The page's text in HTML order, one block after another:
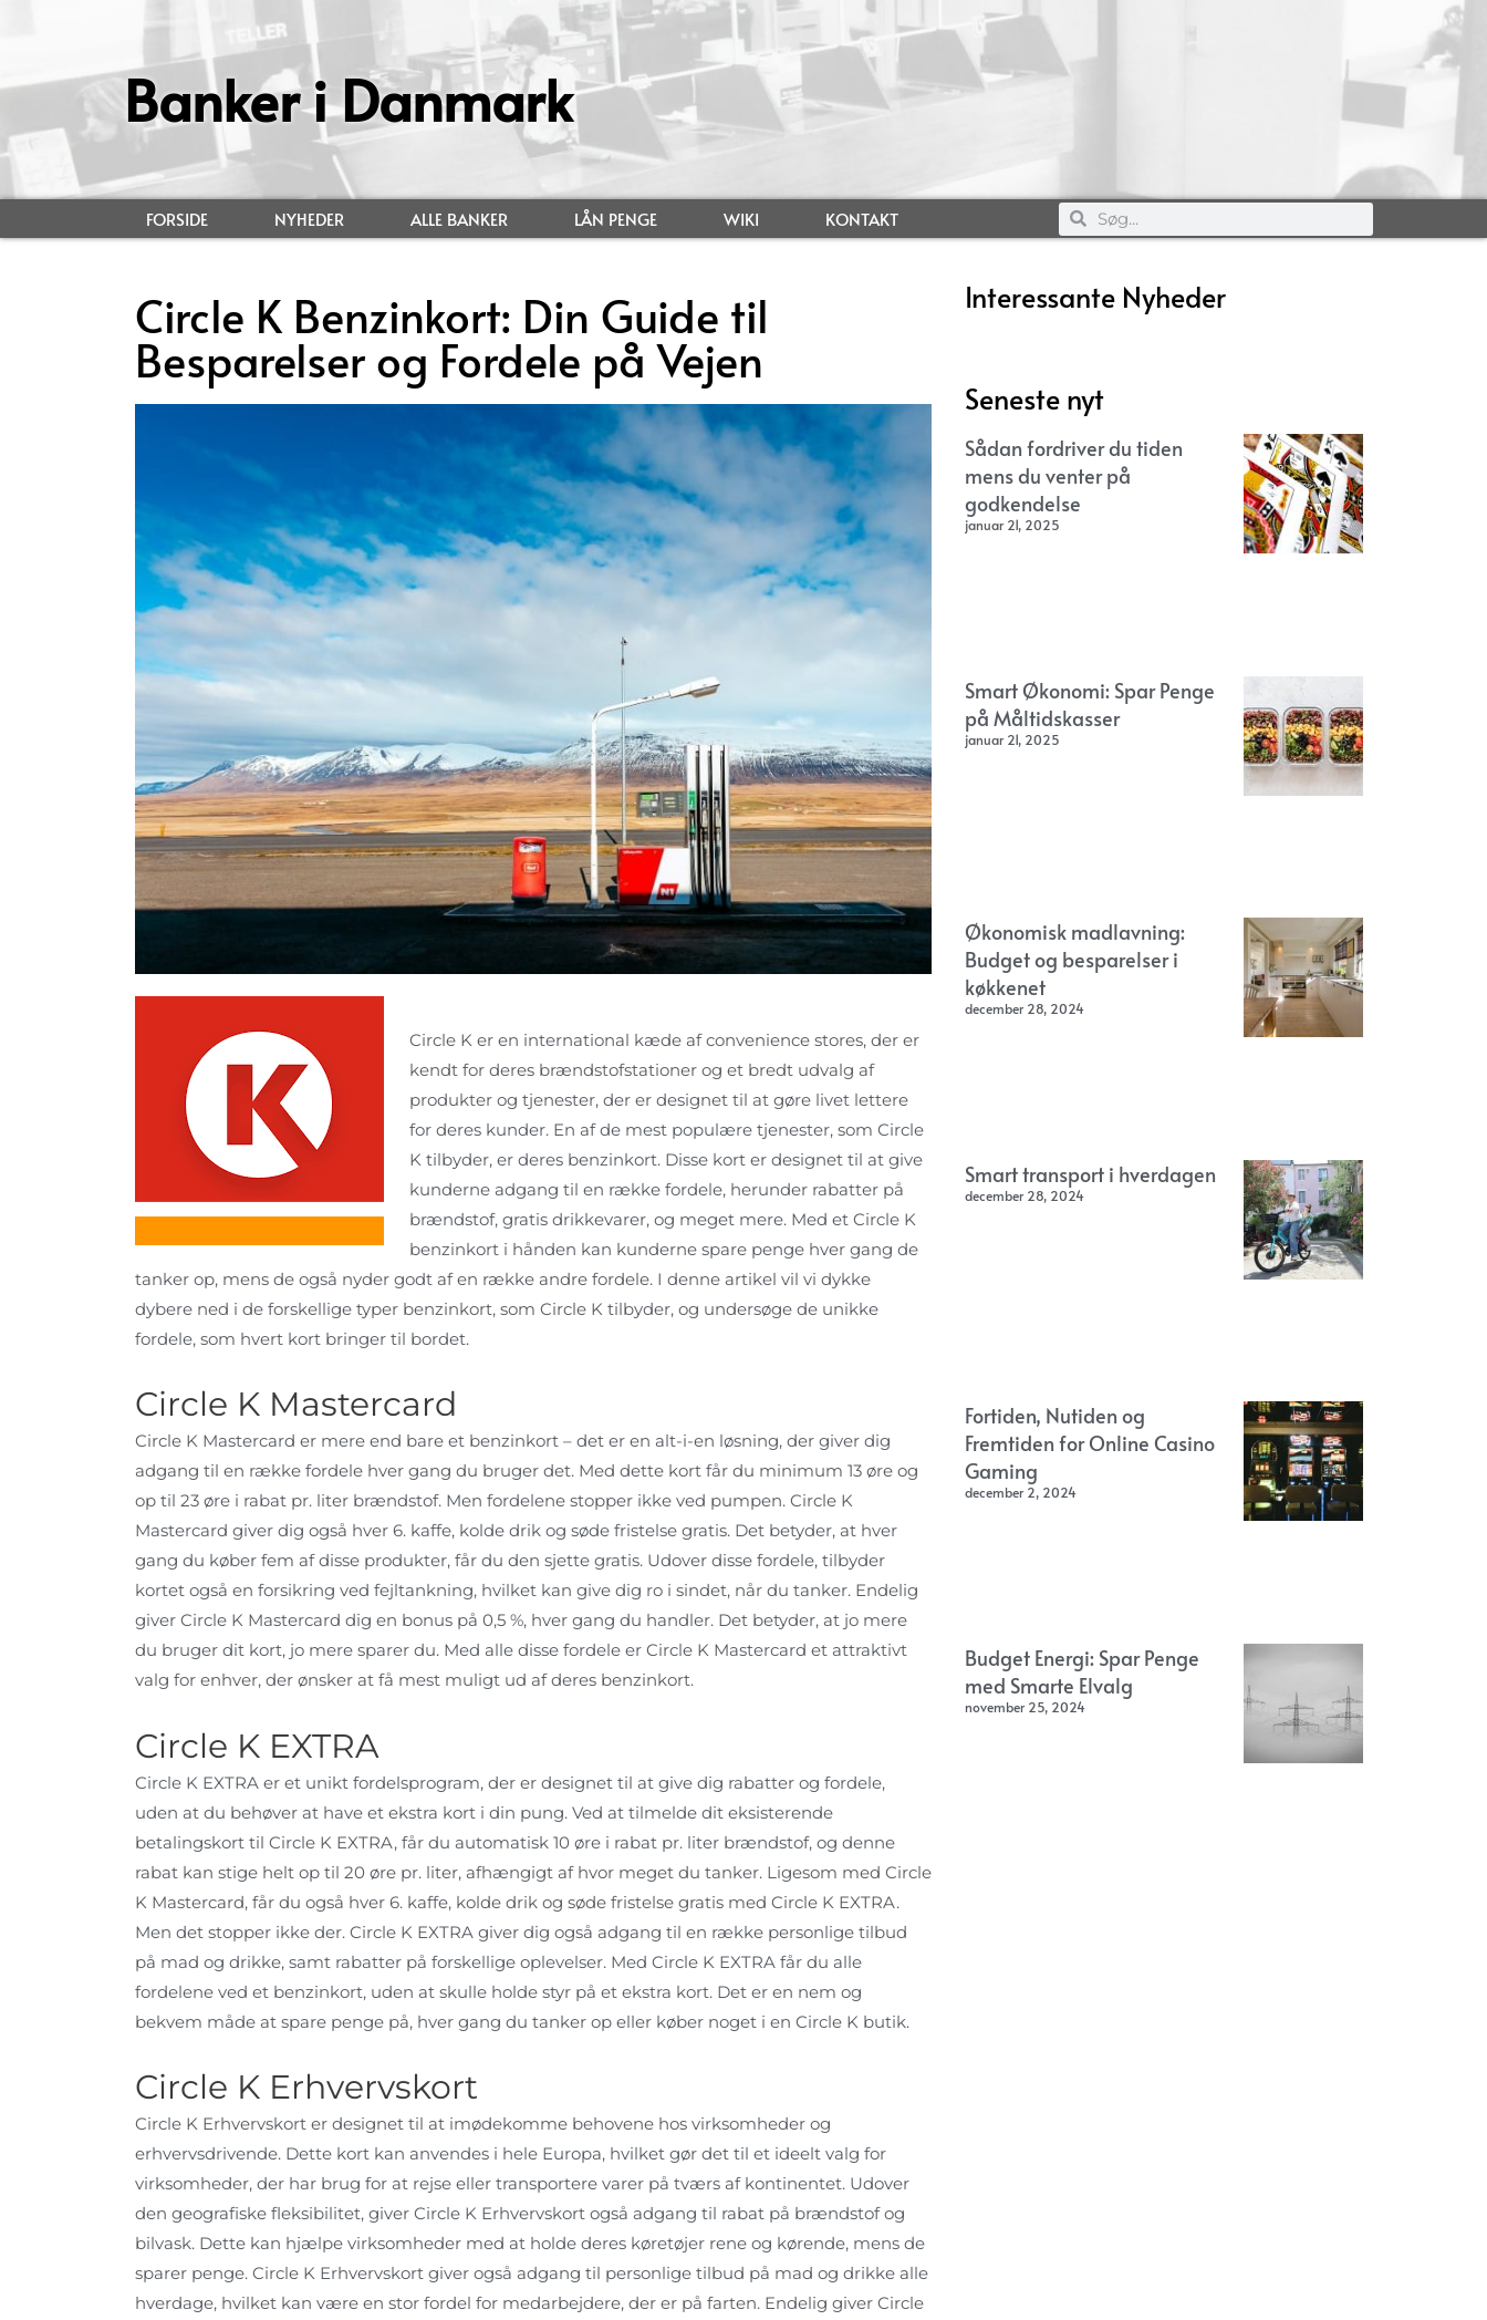
Banker i Danmark
FORSIDE NYHEDER ALLE BANKER LÅN PENGE WIKI KONTAKT
Circle K Benzinkort: Din Guide til
Besparelser og Fordele på Vejen
Circle K er en international kæde af convenience stores, der er
kendt for deres brændstofstationer og et bredt udvalg af
produkter og tjenester, der er designet til at gøre livet lettere
for deres kunder. En af de mest populære tjenester, som Circle
K tilbyder, er deres benzinkort. Disse kort er designet til at give
kunderne adgang til en række fordele, herunder rabatter på
brændstof, gratis drikkevarer, og meget mere. Med et Circle K
benzinkort i hånden kan kunderne spare penge hver gang de
tanker op, mens de også nyder godt af en række andre fordele. I denne artikel vil vi dykke
dybere ned i de forskellige typer benzinkort, som Circle K tilbyder, og undersøge de unikke
fordele, som hvert kort bringer til bordet.
Circle K Mastercard
Circle K Mastercard er mere end bare et benzinkort – det er en alt-i-en løsning, der giver dig
adgang til en række fordele hver gang du bruger det. Med dette kort får du minimum 13 øre og
op til 23 øre i rabat pr. liter brændstof. Men fordelene stopper ikke ved pumpen. Circle K
Mastercard giver dig også hver 6. kaffe, kolde drik og søde fristelse gratis. Det betyder, at hver
gang du køber fem af disse produkter, får du den sjette gratis. Udover disse fordele, tilbyder
kortet også en forsikring ved fejltankning, hvilket kan give dig ro i sindet, når du tanker. Endelig
giver Circle K Mastercard dig en bonus på 0,5 %, hver gang du handler. Det betyder, at jo mere
du bruger dit kort, jo mere sparer du. Med alle disse fordele er Circle K Mastercard et attraktivt
valg for enhver, der ønsker at få mest muligt ud af deres benzinkort.
Circle K EXTRA
Circle K EXTRA er et unikt fordelsprogram, der er designet til at give dig rabatter og fordele,
uden at du behøver at have et ekstra kort i din pung. Ved at tilmelde dit eksisterende
betalingskort til Circle K EXTRA, får du automatisk 10 øre i rabat pr. liter brændstof, og denne
rabat kan stige helt op til 20 øre pr. liter, afhængigt af hvor meget du tanker. Ligesom med Circle
K Mastercard, får du også hver 6. kaffe, kolde drik og søde fristelse gratis med Circle K EXTRA.
Men det stopper ikke der. Circle K EXTRA giver dig også adgang til en række personlige tilbud
på mad og drikke, samt rabatter på forskellige oplevelser. Med Circle K EXTRA får du alle
fordelene ved et benzinkort, uden at skulle holde styr på et ekstra kort. Det er en nem og
bekvem måde at spare penge på, hver gang du tanker op eller køber noget i en Circle K butik.
Circle K Erhvervskort
Circle K Erhvervskort er designet til at imødekomme behovene hos virksomheder og
erhvervsdrivende. Dette kort kan anvendes i hele Europa, hvilket gør det til et ideelt valg for
virksomheder, der har brug for at rejse eller transportere varer på tværs af kontinentet. Udover
den geografiske fleksibilitet, giver Circle K Erhvervskort også adgang til rabat på brændstof og
bilvask. Dette kan hjælpe virksomheder med at holde deres køretøjer rene og kørende, mens de
sparer penge. Circle K Erhvervskort giver også adgang til personlige tilbud på mad og drikke alle
hverdage, hvilket kan være en stor fordel for medarbejdere, der er på farten. Endelig giver Circle
Interessante Nyheder
Seneste nyt
Sådan fordriver du tiden
mens du venter på
godkendelse
januar 21, 2025
Smart Økonomi: Spar Penge
på Måltidskasser
januar 21, 2025
Økonomisk madlavning:
Budget og besparelser i
køkkenet
december 28, 2024
Smart transport i hverdagen
december 28, 2024
Fortiden, Nutiden og
Fremtiden for Online Casino
Gaming
december 2, 2024
Budget Energi: Spar Penge
med Smarte Elvalg
november 25, 2024